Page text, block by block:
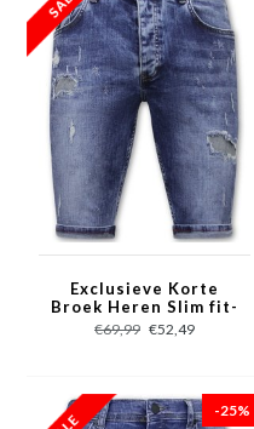
Exclusieve Korte
Broek Heren Slim fit-
1054 - Blauw
€69,99 €52,49
-25%